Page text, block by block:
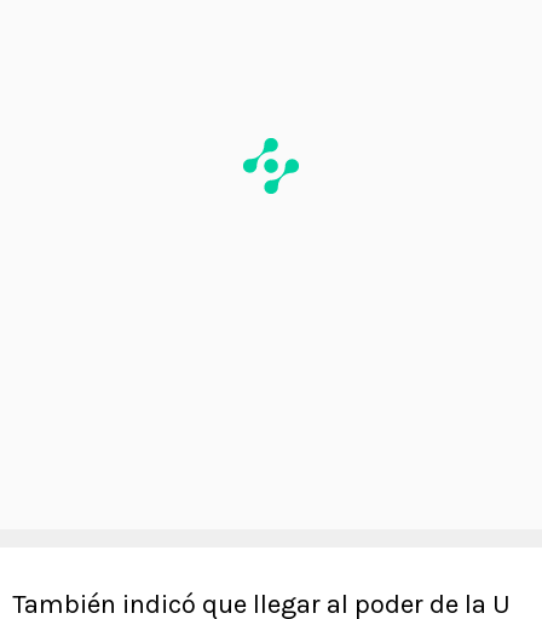
También indicó que llegar al poder de la U